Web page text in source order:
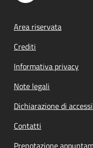
Footer menu
Area riservata
Crediti
Informativa privacy
Note legali
Dichiarazione di
Contatti
Prenotazione